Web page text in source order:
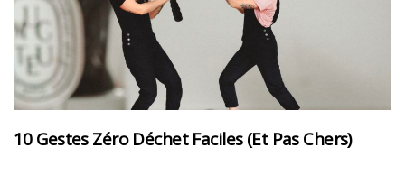
10 Gestes Zéro Déchet Faciles (et Pas Chers)